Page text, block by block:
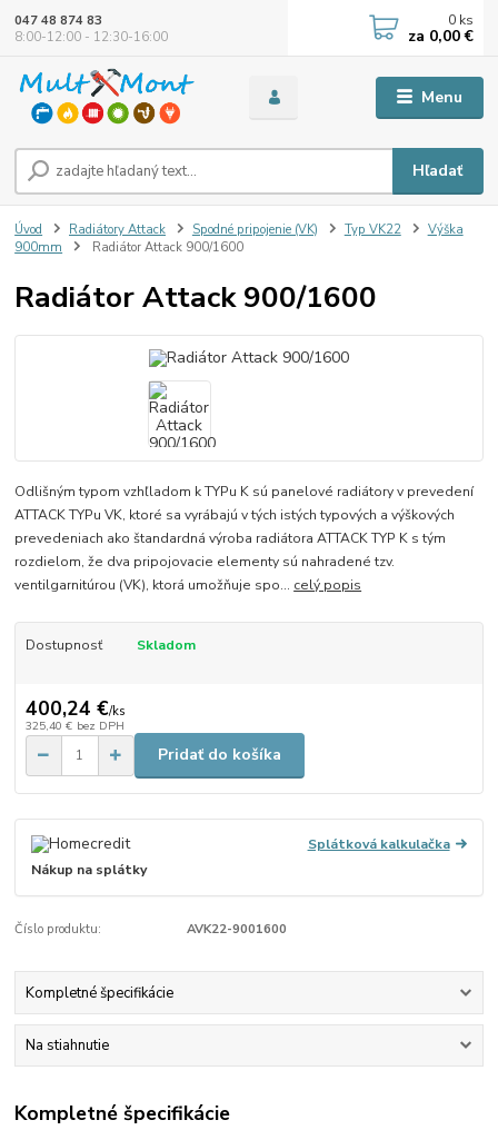
Menu
Hľadať
047 48 874 83
8:00-12:00 - 12:30-16:00
0 ks
za 0,00 €
Úvod Radiátory Attack Spodné pripojenie (VK) Typ VK22
Výška
900mm
Radiátor Attack 900/1600
Radiátor Attack 900/1600
Odlišným typom vzhľladom k TYPu K sú panelové radiátory v prevedení
ATTACK TYPu VK, ktoré sa vyrábajú v tých istých typových a výškových
prevedeniach ako štandardná výroba radiátora ATTACK TYP K s tým
rozdielom, že dva pripojovacie elementy sú nahradené tzv.
ventilgarnitúrou (VK), ktorá umožňuje spo... celý popis
Dostupnosť Skladom
400,24 €/ks
325,40 € bez DPH
Pridať do košíka
Splátková kalkulačka
Nákup na splátky
Číslo produktu: AVK22-9001600
Kompletné špecifikácie
Na stiahnutie
Kompletné špecifikácie